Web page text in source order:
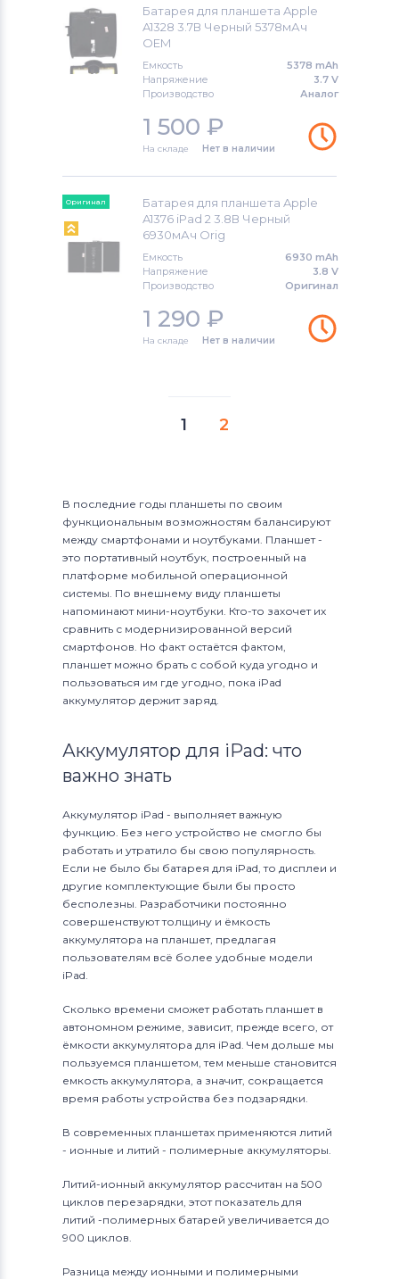
Батарея для планшета Apple
A1328 3.7В Черный 5378мАч
OEM
Емкость
5378 mAh
Напряжение
3.7 V
Производство
Аналог
1 500 ₽
На складе Нет в наличии
Оригинал
Батарея для планшета Apple
A1376 iPad 2 3.8В Черный
6930мАч Orig
Емкость
6930 mAh
Напряжение
3.8 V
Производство
Оригинал
1 290 ₽
На складе Нет в наличии
1 2
В последние годы планшеты по своим
функциональным возможностям балансируют
между смартфонами и ноутбуками. Планшет -
это портативный ноутбук, построенный на
платформе мобильной операционной
системы. По внешнему виду планшеты
напоминают мини-ноутбуки. Кто-то захочет их
сравнить с модернизированной версий
смартфонов. Но факт остаётся фактом,
планшет можно брать с собой куда угодно и
пользоваться им где угодно, пока iPad
аккумулятор держит заряд.
Аккумулятор для iPad: что
важно знать
Аккумулятор iPad - выполняет важную
функцию. Без него устройство не смогло бы
работать и утратило бы свою популярность.
Если не было бы батарея для iPad, то дисплеи и
другие комплектующие были бы просто
бесполезны. Разработчики постоянно
совершенствуют толщину и ёмкость
аккумулятора на планшет, предлагая
пользователям всё более удобные модели
iPad.
Сколько времени сможет работать планшет в
автономном режиме, зависит, прежде всего, от
ёмкости аккумулятора для iPad. Чем дольше мы
пользуемся планшетом, тем меньше становится
емкость аккумулятора, а значит, сокращается
время работы устройства без подзарядки.
В современных планшетах применяются литий
- ионные и литий - полимерные аккумуляторы.
Литий-ионный аккумулятор рассчитан на 500
циклов перезарядки, этот показатель для
литий -полимерных батарей увеличивается до
900 циклов.
Разница между ионными и полимерными